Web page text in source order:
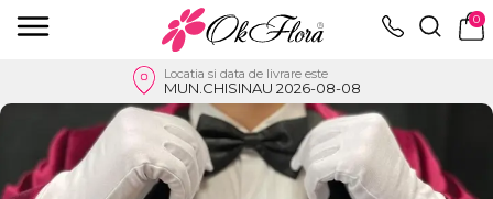
0
Locatia si data de livrare este
MUN.CHISINAU 2026-08-08